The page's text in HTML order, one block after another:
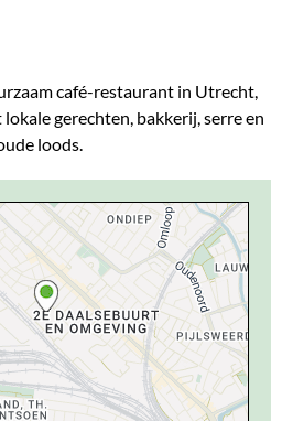
café-restaurant in Utrecht,
gerechten, bakkerij, serre en
loods.